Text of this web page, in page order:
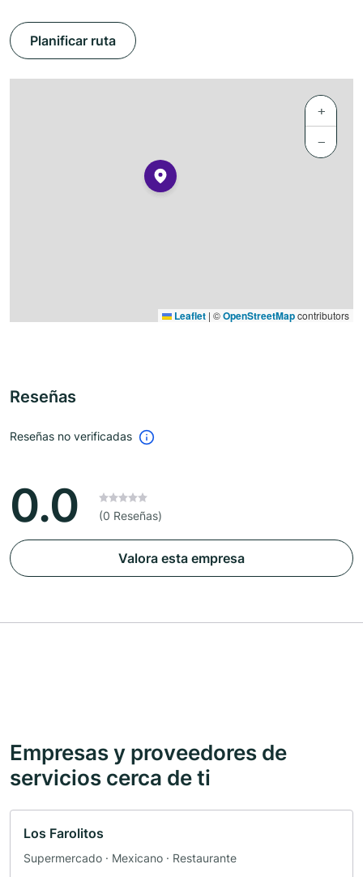
Planificar ruta
+
−
Leaflet | ©OpenStreetMapcontributors
Reseñas
Reseñas no verificadas
0.0 (0 Reseñas)
Valora esta empresa
Empresas y proveedores de
servicios cerca de ti
Los Farolitos
Supermercado · Mexicano · Restaurante